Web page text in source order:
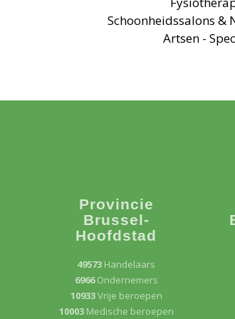
Schoonheidssalons &
Artsen -
Provincie
Brussel-
Hoofdstad
49573 Handelaars
6966Ondernemers
10933Vrije beroepen
10003 Medische beroepen